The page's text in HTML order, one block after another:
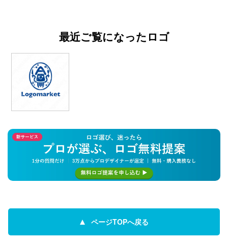
最近ご覧になったロゴ
ページTOPへ戻る